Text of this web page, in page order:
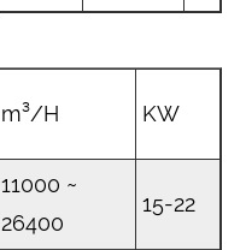
m³/H KW
11000 ~
26400
15-22